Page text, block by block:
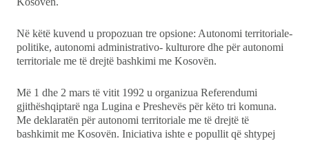
Në këtë kuvend u propozuan tre opsione: Autonomi territoriale-
politike, autonomi administrativo- kulturore dhe për autonomi
territoriale me të drejtë bashkimi me Kosovën.
Më 1 dhe 2 mars të vitit 1992 u organizua Referendumi
gjithëshqiptarë nga Lugina e Preshevës për këto tri komuna.
Me deklaratën për autonomi territoriale me të drejtë të
bashkimit me Kosovën. Iniciativa ishte e popullit që shtypej